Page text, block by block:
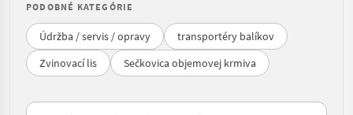
PODOBNÉ KATEGÓRIE
Údržba / servis / opravy
transportéry balíkov
Zvinovací lis
Sečkovica objemovej krmiva